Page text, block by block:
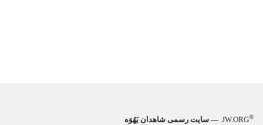
JW.ORG® — سایت رسمی شاهدان یَهُوَه